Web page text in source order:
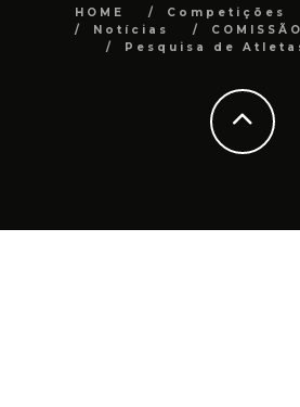
HOME Competições
Notícias
Pesquisa de